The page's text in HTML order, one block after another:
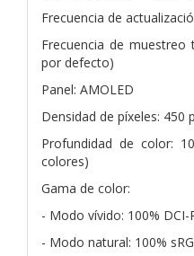
Frecuencia de
Frecuencia de
por defecto)
Panel: AMOLED
Densidad de píxeles: 450
Profundidad de color:
colores)
Gama de color:
- Modo vívido: 100% DCI-
- Modo natural: 100%